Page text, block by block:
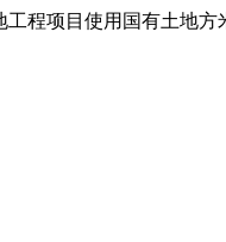
程项目使用国有土地